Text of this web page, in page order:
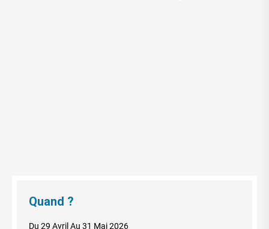
Quand ?
Du 29 Avril Au 31 Mai 2026